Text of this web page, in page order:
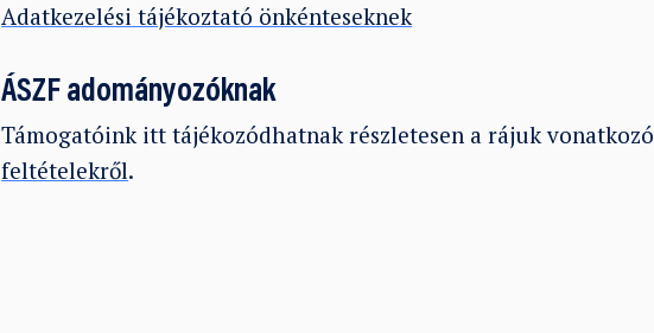
Adatkezelési tájékoztató önkénteseknek
ÁSZF adományozóknak
Támogatóink itt tájékozódhatnak részletesen a rájuk vonatkozó
feltételekről.